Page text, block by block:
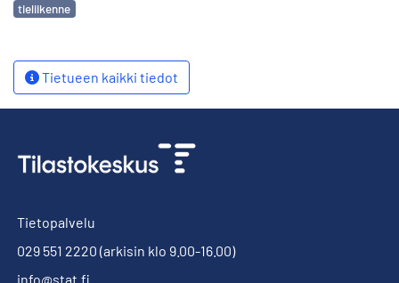
tieliikenne
Tietueen kaikki tiedot
Tietopalvelu
029 551 2220 (arkisin klo 9.00-16.00)
info@stat.fi